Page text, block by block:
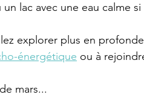
lac avec une eau calme
explorer plus en
énergétique ou à
mars...